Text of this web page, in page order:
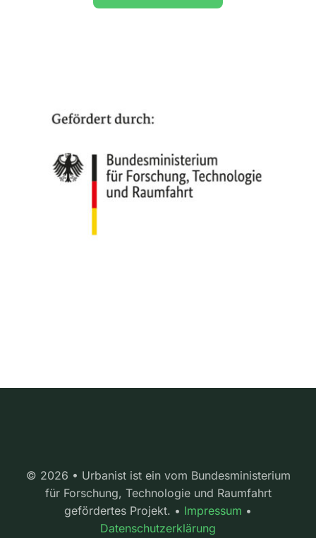
© 2026 • Urbanist ist ein vom Bundesministerium
für Forschung, Technologie und Raumfahrt
gefördertes Projekt. • Impressum •
Datenschutzerklärung